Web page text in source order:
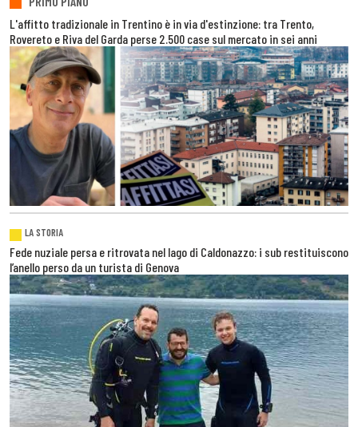
L'affitto tradizionale in Trentino è in via d'estinzione: tra Trento,
Rovereto e Riva del Garda perse 2.500 case sul mercato in sei anni
LA STORIA
Fede nuziale persa e ritrovata nel lago di Caldonazzo: i sub restituiscono
l’anello perso da un turista di Genova